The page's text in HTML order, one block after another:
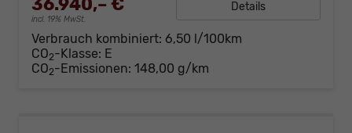
36.940,– €
incl. 19% MwSt.
Details
Verbrauch kombiniert: 6,50 l/100km
CO2-Klasse: E
CO2-Emissionen: 148,00 g/km